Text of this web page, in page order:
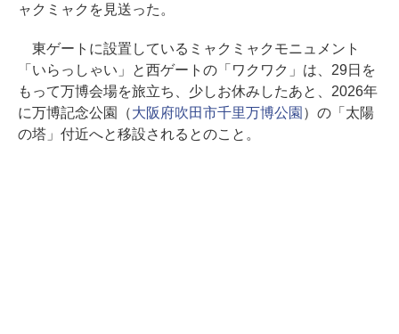
ャクミャクを見送った。
東ゲートに設置しているミャクミャクモニュメント
「いらっしゃい」と西ゲートの「ワクワク」は、29日を
もって万博会場を旅立ち、少しお休みしたあと、2026年
に万博記念公園（大阪府吹田市千里万博公園 ）の「太陽
の塔」付近へと移設されるとのこと。